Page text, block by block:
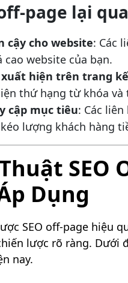
page lại
cậy cho website: Các
cao website của bạn.
hiện trên trang
thứ hạng từ khóa
cập mục tiêu: Các
lượng khách hàng
SEO
Dụng
SEO off-page hiệu
lược rõ ràng. Dưới
nay.